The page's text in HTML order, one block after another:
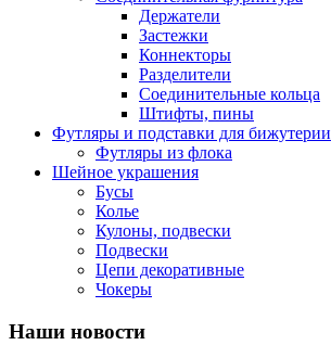
Держатели
Застежки
Коннекторы
Разделители
Соединительные кольца
Штифты, пины
Футляры и подставки для бижутерии
Футляры из флока
Шейное украшения
Бусы
Колье
Кулоны, подвески
Подвески
Цепи декоративные
Чокеры
Наши новости